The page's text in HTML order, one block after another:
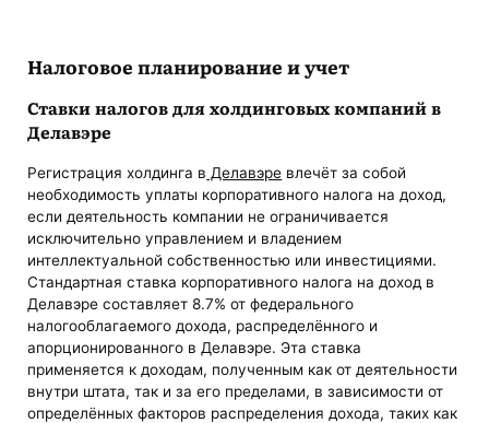
Налоговое планирование и учет
Ставки налогов для холдинговых компаний в
Делавэре
Регистрация холдинга в Делавэре влечёт за собой
необходимость уплаты корпоративного налога на доход,
если деятельность компании не ограничивается
исключительно управлением и владением
интеллектуальной собственностью или инвестициями.
Стандартная ставка корпоративного налога на доход в
Делавэре составляет 8.7% от федерального
налогооблагаемого дохода, распределённого и
апорционированного в Делавэре. Эта ставка
применяется к доходам, полученным как от деятельности
внутри штата, так и за его пределами, в зависимости от
определённых факторов распределения дохода, таких как